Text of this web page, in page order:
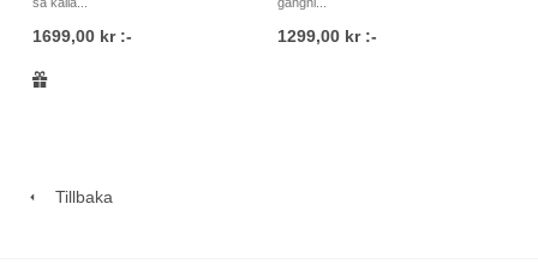
1699,00 kr :- 1299,00 kr :-
Tillbaka